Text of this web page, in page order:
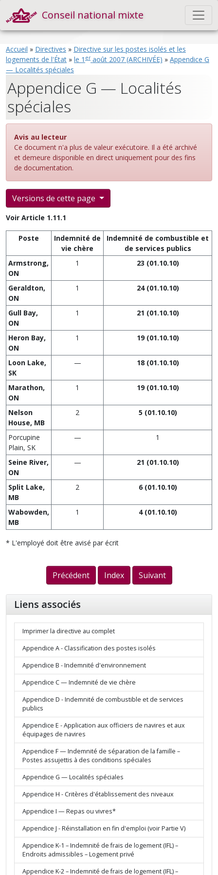
Conseil national mixte
Accueil » Directives » Directive sur les postes isolés et les
logements de l'État » le 1 eraoût 2007 (ARCHIVÉE) » Appendice G
— Localités spéciales
Appendice G — Localités
spéciales
Avis au lecteur
Ce document n'a plus de valeur exécutoire. Il a été archivé
et demeure disponible en direct uniquement pour des fins
de documentation.
Versions de cette page
Voir Article 1.11.1
Poste
Indemnité de
vie chère
Indemnité de combustible et
de services publics
Armstrong,
ON
1 23 (01.10.10)
Geraldton,
ON
1 24 (01.10.10)
Gull Bay,
ON
1 21 (01.10.10)
Heron Bay,
ON
1 19 (01.10.10)
Loon Lake,
SK
— 18 (01.10.10)
Marathon,
ON
1 19 (01.10.10)
Nelson
House, MB
2 5 (01.10.10)
Porcupine
Plain, SK
— 1
Seine River,
ON
— 21 (01.10.10)
Split Lake,
MB
2 6 (01.10.10)
Wabowden,
MB
1 4 (01.10.10)
* L'employé doit être avisé par écrit
Précédent Index Suivant
Liens associés
Imprimer la directive au complet
Appendice A - Classification des postes isolés
Appendice B - Indemnité d'environnement
Appendice C — Indemnité de vie chère
Appendice D - Indemnité de combustible et de services
publics
Appendice E - Application aux officiers de navires et aux
équipages de navires
Appendice F — Indemnité de séparation de la famille –
Postes assujettis à des conditions spéciales
Appendice G — Localités spéciales
Appendice H - Critères d'établissement des niveaux
Appendice I — Repas ou vivres*
Appendice J - Réinstallation en fin d'emploi (voir Partie V)
Appendice K-1 – Indemnité de frais de logement (IFL) –
Endroits admissibles – Logement privé
Appendice K-2 – Indemnité de frais de logement (IFL) –